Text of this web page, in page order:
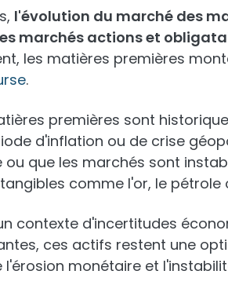
l'évolution du marché des
marchés actions et
les matières premières
.
premières sont
d'inflation ou de crise
ou que les marchés sont
comme l'or, le pétrole
contexte d'incertitudes
ces actifs restent une
l'érosion monétaire et